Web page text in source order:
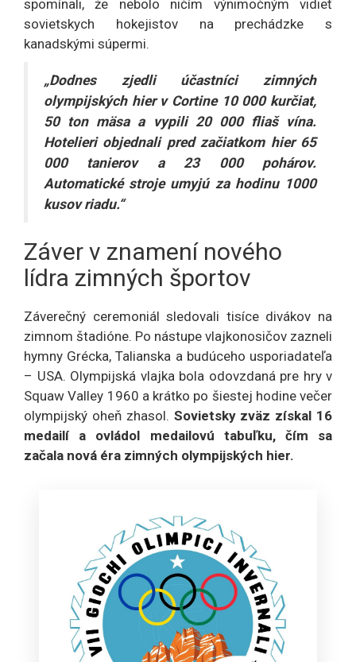
spomínali, že nebolo ničím výnimočným vidieť
sovietskych hokejistov na prechádzke s
kanadskými súpermi.
„Dodnes zjedli účastníci zimných
olympijských hier v Cortine 10 000 kurčiat,
50 ton mäsa a vypili 20 000 fliaš vína.
Hotelieri objednali pred začiatkom hier 65
000 tanierov a 23 000 pohárov.
Automatické stroje umyjú za hodinu 1000
kusov riadu.“
Záver v znamení nového
lídra zimných športov
Záverečný ceremoniál sledovali tisíce divákov na
zimnom štadióne. Po nástupe vlajkonosičov zazneli
hymny Grécka, Talianska a budúceho usporiadateľa
– USA. Olympijská vlajka bola odovzdaná pre hry v
Squaw Valley 1960 a krátko po šiestej hodine večer
olympijský oheň zhasol. Sovietsky zväz získal 16
medailí a ovládol medailovú tabuľku, čím sa
začala nová éra zimných olympijských hier.